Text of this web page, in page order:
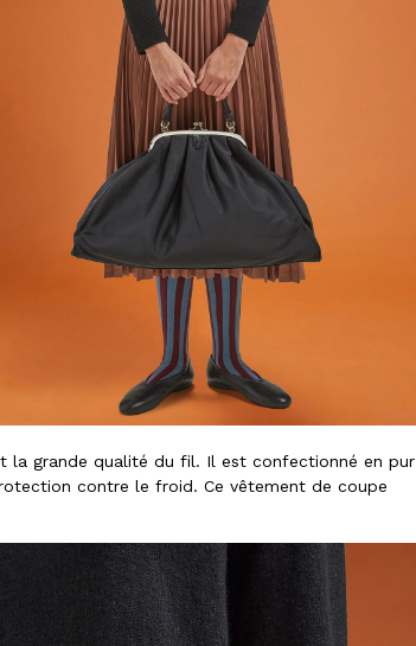
la grande qualité du fil. Il est confectionné en pur
contre le froid. Ce vêtement de coupe